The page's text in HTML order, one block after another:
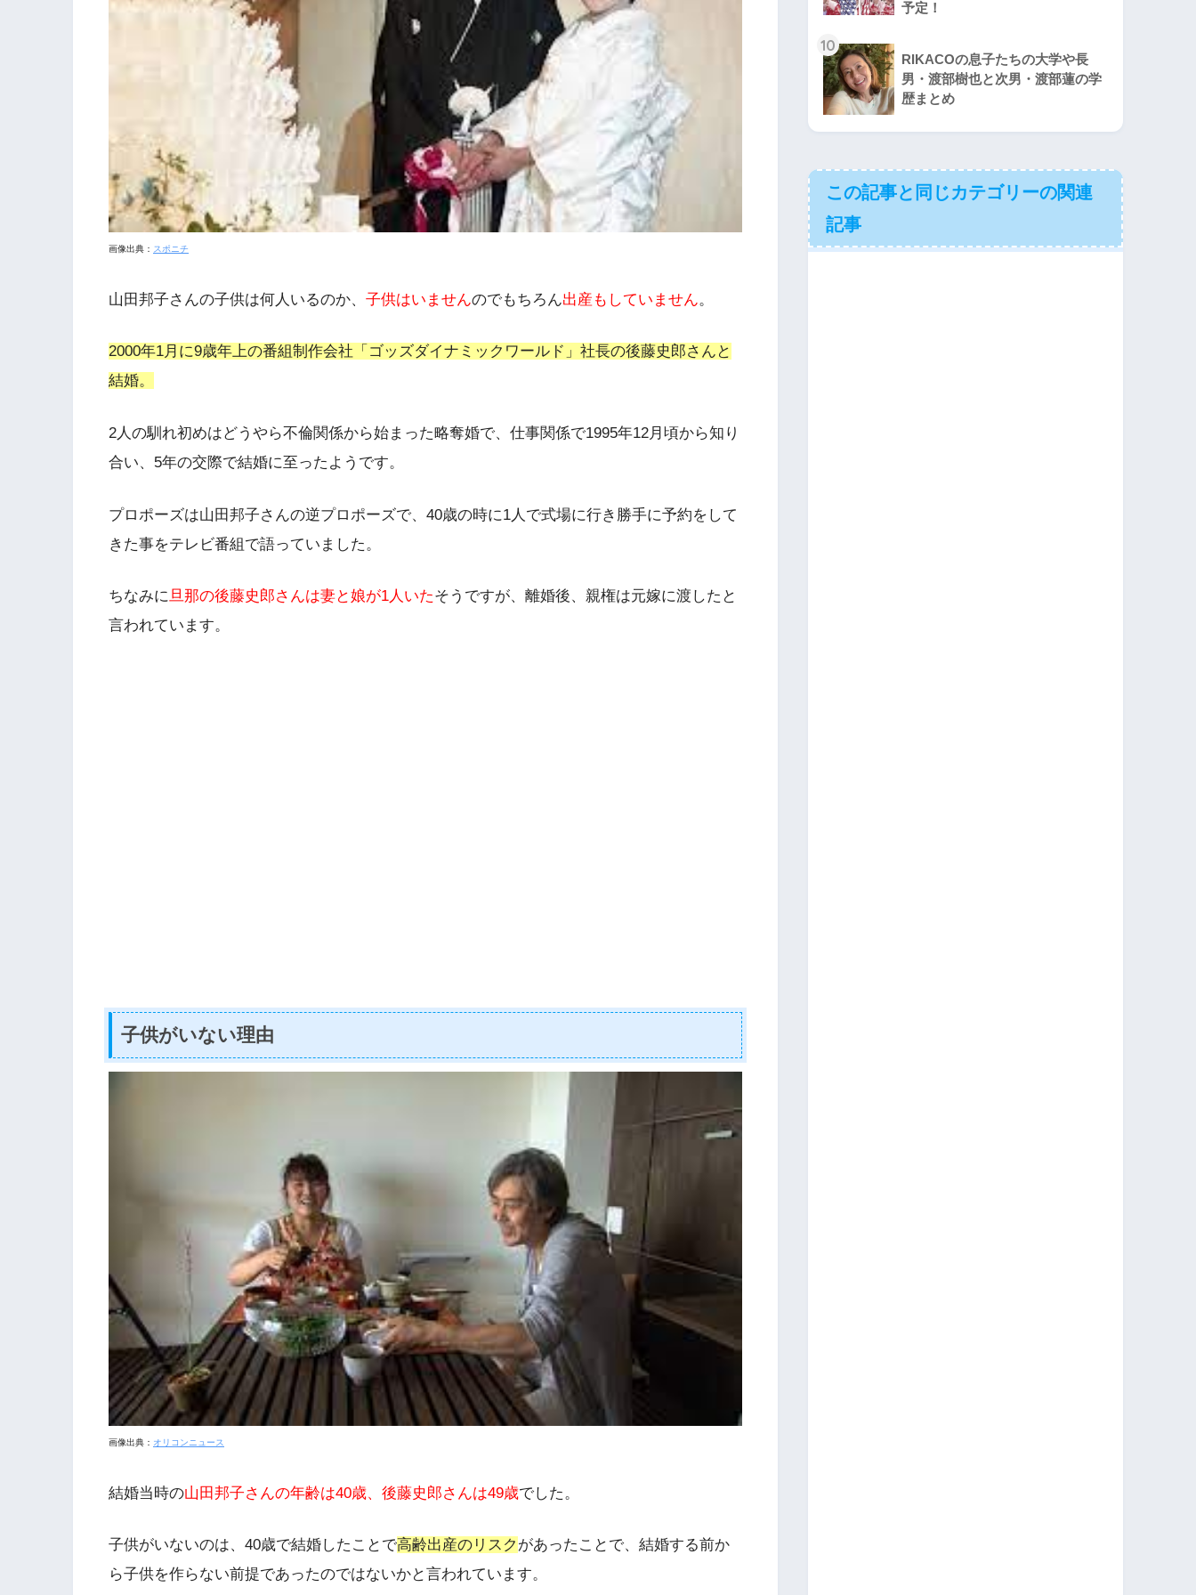
画像出典： スポニチ
山田邦子さんの子供は何人いるのか、 子供はいませんのでもちろん出産もしていません。
2000年1月に9歳年上の番組制作会社「ゴッズダイナミックワールド」社長の後藤史郎さんと
結婚。
2人の馴れ初めはどうやら不倫関係から始まった略奪婚で、仕事関係で1995年12月頃から知り
合い、5年の交際で結婚に至ったようです。
プロポーズは山田邦子さんの逆プロポーズで、40歳の時に1人で式場に行き勝手に予約をして
きた事をテレビ番組で語っていました。
ちなみに旦那の後藤史郎さんは妻と娘が1人いたそうですが、離婚後、親権は元嫁に渡したと
言われています。
子供がいない理由
画像出典： オリコンニュース
結婚当時の山田邦子さんの年齢は40歳、後藤史郎さんは49歳でした。
子供がいないのは、40歳で結婚したことで高齢出産のリスク があったことで、結婚する前か
ら子供を作らない前提であったのではないかと言われています。
予定！
10
RIKACOの息子たちの大学や長
男・渡部樹也と次男・渡部蓮の学
歴まとめ
この記事と同じカテゴリーの関連
記事